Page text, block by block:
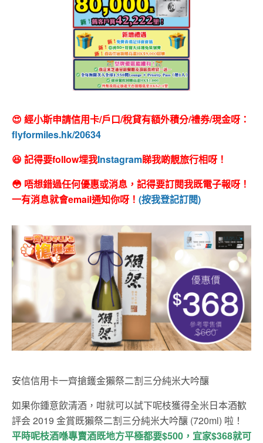
😍 經小斯申請信用卡/戶口/稅貸有額外積分/禮券/現金呀：
flyformiles.hk/20634
😆 記得要follow埋我Instagram睇我啲靚旅行相呀！
😳 唔想錯過任何優惠或消息，記得要訂閱我既電子報呀！
一有消息就會email通知你呀！ (按我登記訂閱)
安信信用卡一齊搶鑊金獺祭二割三分純米大吟釀
如果你鍾意飲清酒，咁就可以試下呢枝獲得全米日本酒歓
評会 2019 金賞既獺祭二割三分純米大吟釀 (720ml) 啦！
平時呢枝酒喺專賣酒既地方平極都要$500，宜家$368就可